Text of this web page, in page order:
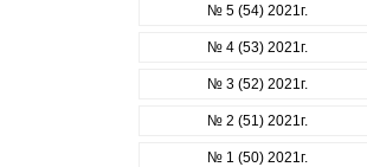
№ 5 (54) 2021г.
№ 4 (53) 2021г.
№ 3 (52) 2021г.
№ 2 (51) 2021г.
№ 1 (50) 2021г.